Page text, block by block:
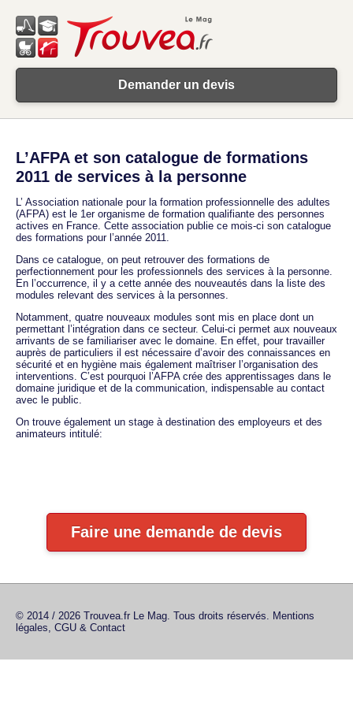
Demander un devis
L’AFPA et son catalogue de formations
2011 de services à la personne
L’ Association nationale pour la formation professionnelle des adultes
(AFPA) est le 1er organisme de formation qualifiante des personnes
actives en France. Cette association publie ce mois-ci son catalogue
des formations pour l’année 2011.
Dans ce catalogue, on peut retrouver des formations de
perfectionnement pour les professionnels des services à la personne.
En l’occurrence, il y a cette année des nouveautés dans la liste des
modules relevant des services à la personnes.
Notamment, quatre nouveaux modules sont mis en place dont un
permettant l’intégration dans ce secteur. Celui-ci permet aux nouveaux
arrivants de se familiariser avec le domaine. En effet, pour travailler
auprès de particuliers il est nécessaire d’avoir des connaissances en
sécurité et en hygiène mais également maîtriser l’organisation des
interventions. C’est pourquoi l’AFPA crée des apprentissages dans le
domaine juridique et de la communication, indispensable au contact
avec le public.
On trouve également un stage à destination des employeurs et des
animateurs intitulé:
Faire une demande de devis
© 2014 / 2026 Trouvea.fr Le Mag. Tous droits réservés. Mentions
légales, CGU & Contact